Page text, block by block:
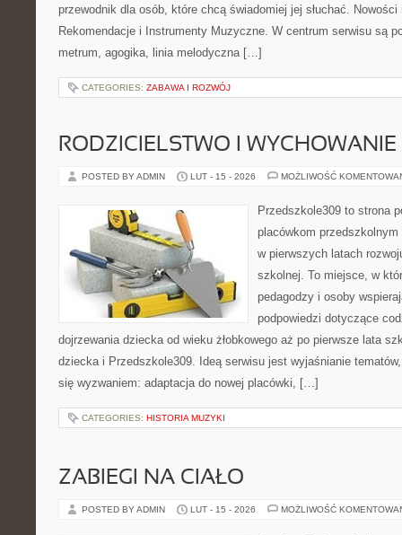
przewodnik dla osób, które chcą świadomiej jej słuchać.
Rekomendacje i Instrumenty Muzyczne. W centrum serwisu są
metrum, agogika, linia melodyczna […]
CATEGORIES: ZABAWA I ROZWÓJ
RODZICIELSTWO I WYCHOWANIE
POSTED BY ADMIN LUT - 15 - 2026 MOŻLIWOŚĆ
Przedszkole309 to strona
placówkom
w pierwszych latach
szkolnej. To miejsce, w
pedagodzy i osoby
podpowiedzi dotyczące
dojrzewania dziecka od wieku żłobkowego aż po pierwsze lata
dziecka i Przedszkole309. Ideą serwisu jest wyjaśnianie
się wyzwaniem: adaptacja do nowej placówki, […]
CATEGORIES: HISTORIA MUZYKI
ZABIEGI NA CIAŁO
POSTED BY ADMIN LUT - 15 - 2026 MOŻLIWOŚĆ